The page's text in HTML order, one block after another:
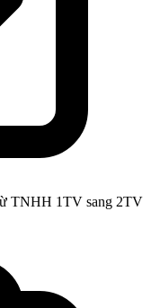
TNHH 1TV sang 2TV